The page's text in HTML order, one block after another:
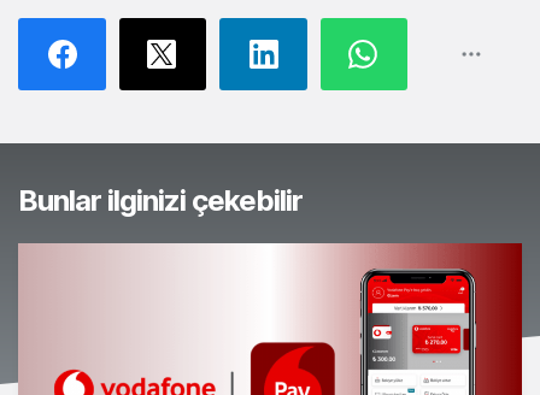
Bunlar ilginizi çekebilir